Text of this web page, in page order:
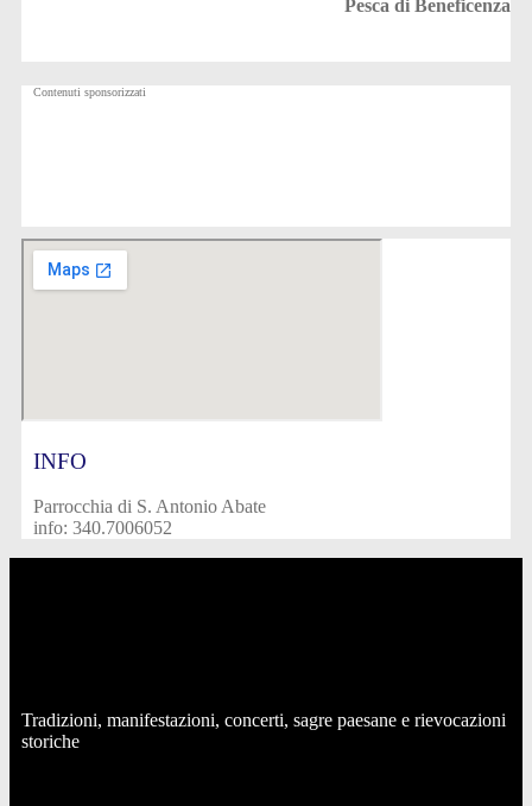
Pesca di Beneficenza
Contenuti sponsorizzati
INFO
Parrocchia di S. Antonio Abate
info: 340.7006052
Tradizioni, manifestazioni, concerti, sagre paesane e rievocazioni
storiche